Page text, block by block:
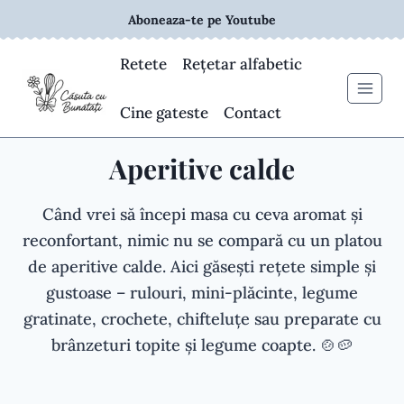
to
Aboneaza-te pe Youtube
Retete Rețetar alfabetic
Cine gateste Contact
Aperitive calde
Când vrei să începi masa cu ceva aromat și
reconfortant, nimic nu se compară cu un platou
de aperitive calde. Aici găsești rețete simple și
gustoase – rulouri, mini-plăcinte, legume
gratinate, crochete, chifteluțe sau preparate cu
brânzeturi topite și legume coapte. 🍲🥔